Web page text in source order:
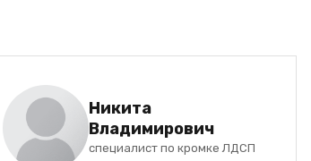
Никита
Владимирович
специалист по кромке ЛДСП